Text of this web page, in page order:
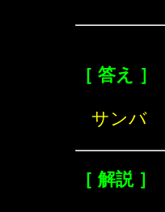
［ 答え ］
サンバ
［ 解説 ］